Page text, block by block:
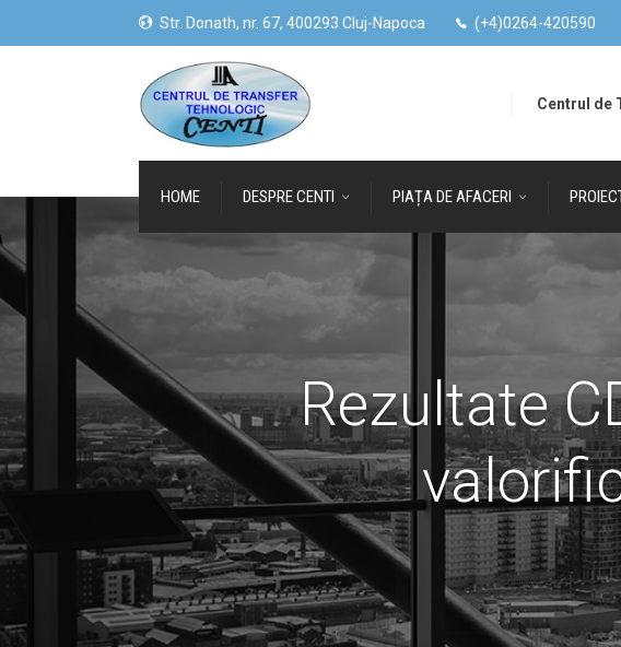
Str. Donath, nr. 67, 400293 Cluj-Napoca (+4)0264-420590
Centrul de
HOME DESPRE CENTI PIAȚA DE AFACERI
Rezultate